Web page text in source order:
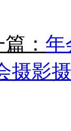
： 年
摄影